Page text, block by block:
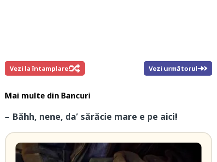
Vezi la întamplare! Vezi următorul
Mai multe din Bancuri
– Băhh, nene, da’ sărăcie mare e pe aici!